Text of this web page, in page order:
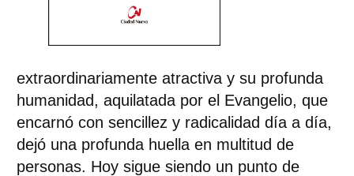
extraordinariamente atractiva y su profunda
humanidad, aquilatada por el Evangelio, que
encarnó con sencillez y radicalidad día a día,
dejó una profunda huella en multitud de
personas. Hoy sigue siendo un punto de